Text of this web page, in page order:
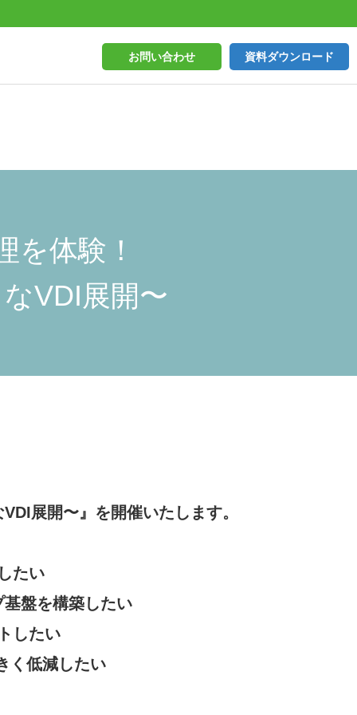
お問い合わせ 資料ダウンロード
を体験！
VDI展開〜
展開〜』を開催いたします。
たい
盤を構築したい
したい
く低減したい